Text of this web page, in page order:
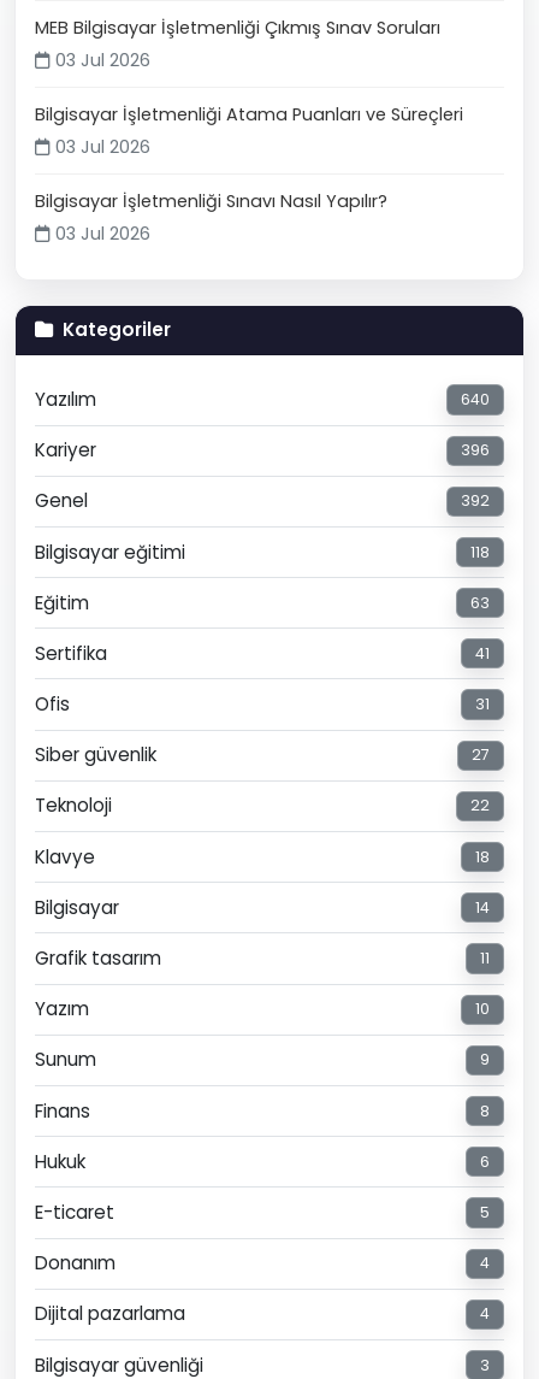
MEB Bilgisayar İşletmenliği Çıkmış Sınav Soruları
03 Jul 2026
Bilgisayar İşletmenliği Atama Puanları ve Süreçleri
03 Jul 2026
Bilgisayar İşletmenliği Sınavı Nasıl Yapılır?
03 Jul 2026
Kategoriler
Yazılım 640
Kariyer 396
Genel 392
Bilgisayar eğitimi 118
Eğitim 63
Sertifika 41
Ofis 31
Siber güvenlik 27
Teknoloji 22
Klavye 18
Bilgisayar 14
Grafik tasarım 11
Yazım 10
Sunum 9
Finans 8
Hukuk 6
E-ticaret 5
Donanım 4
Dijital pazarlama 4
Bilgisayar güvenliği 3